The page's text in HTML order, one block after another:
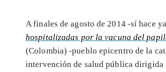
A finales de agosto de 2014 -sí hace
hospitalizadas por la vacuna del
(Colombia) -pueblo epicentro de la
intervención de salud pública dirigida